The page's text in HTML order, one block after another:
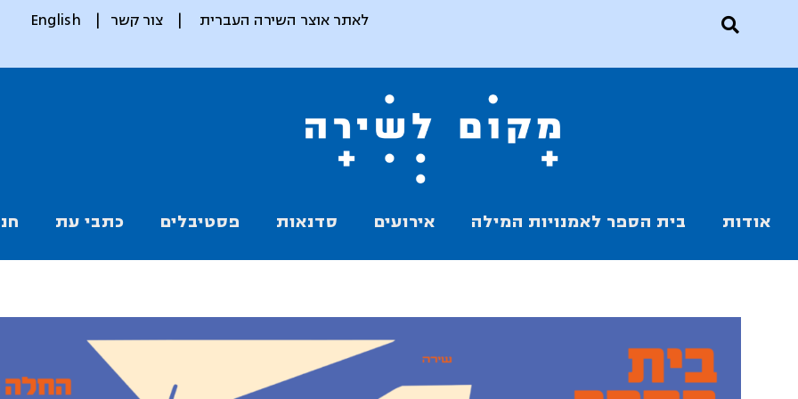
לאתר אוצר השירה העברית| צור קשר |
English
אודות בית הספר לאמנויות המילה אירועים סדנאות פסטיבלים כתבי עת